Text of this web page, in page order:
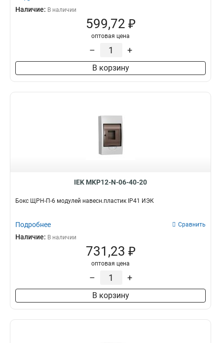
Наличие: В наличии
599,72 ₽
оптовая цена
– +
В корзину
IEK MKP12-N-06-40-20
Бокс ЩРН-П-6 модулей навесн.пластик IP41 ИЭК
Подробнее Сравнить
Наличие: В наличии
731,23 ₽
оптовая цена
– +
В корзину